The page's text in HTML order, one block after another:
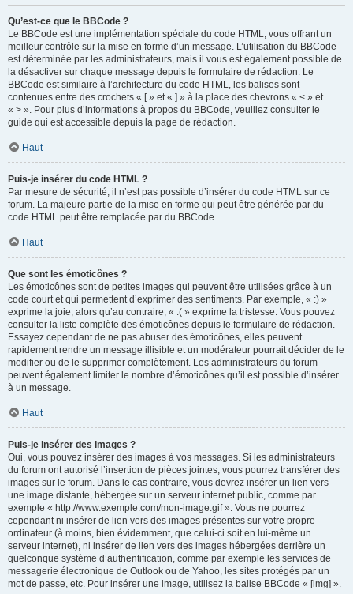
Qu’est-ce que le BBCode ?
Le BBCode est une implémentation spéciale du code HTML, vous offrant un
meilleur contrôle sur la mise en forme d’un message. L’utilisation du BBCode
est déterminée par les administrateurs, mais il vous est également possible de
la désactiver sur chaque message depuis le formulaire de rédaction. Le
BBCode est similaire à l’architecture du code HTML, les balises sont
contenues entre des crochets « [ » et « ] » à la place des chevrons « < » et
« > ». Pour plus d’informations à propos du BBCode, veuillez consulter le
guide qui est accessible depuis la page de rédaction.
Haut
Puis-je insérer du code HTML ?
Par mesure de sécurité, il n’est pas possible d’insérer du code HTML sur ce
forum. La majeure partie de la mise en forme qui peut être générée par du
code HTML peut être remplacée par du BBCode.
Haut
Que sont les émoticônes ?
Les émoticônes sont de petites images qui peuvent être utilisées grâce à un
code court et qui permettent d’exprimer des sentiments. Par exemple, « :) »
exprime la joie, alors qu’au contraire, « :( » exprime la tristesse. Vous pouvez
consulter la liste complète des émoticônes depuis le formulaire de rédaction.
Essayez cependant de ne pas abuser des émoticônes, elles peuvent
rapidement rendre un message illisible et un modérateur pourrait décider de le
modifier ou de le supprimer complètement. Les administrateurs du forum
peuvent également limiter le nombre d’émoticônes qu’il est possible d’insérer
à un message.
Haut
Puis-je insérer des images ?
Oui, vous pouvez insérer des images à vos messages. Si les administrateurs
du forum ont autorisé l’insertion de pièces jointes, vous pourrez transférer des
images sur le forum. Dans le cas contraire, vous devrez insérer un lien vers
une image distante, hébergée sur un serveur internet public, comme par
exemple « http://www.exemple.com/mon-image.gif ». Vous ne pourrez
cependant ni insérer de lien vers des images présentes sur votre propre
ordinateur (à moins, bien évidemment, que celui-ci soit en lui-même un
serveur internet), ni insérer de lien vers des images hébergées derrière un
quelconque système d’authentification, comme par exemple les services de
messagerie électronique de Outlook ou de Yahoo, les sites protégés par un
mot de passe, etc. Pour insérer une image, utilisez la balise BBCode « [img] ».